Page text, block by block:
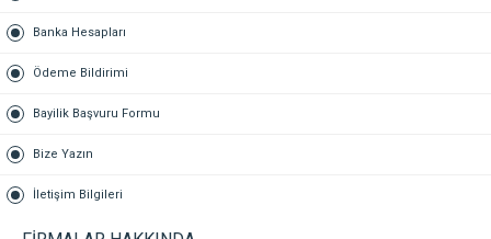
Banka Hesapları
Ödeme Bildirimi
Bayilik Başvuru Formu
Bize Yazın
İletişim Bilgileri